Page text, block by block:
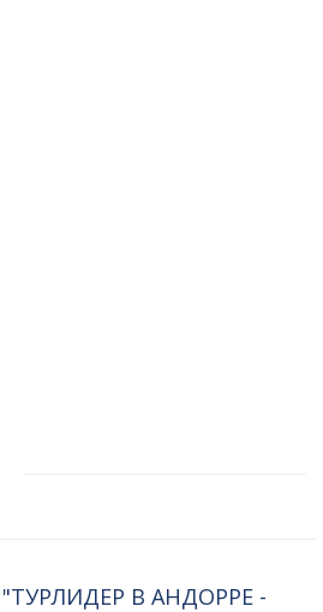
"ТУРЛИДЕР В АНДОРРЕ -